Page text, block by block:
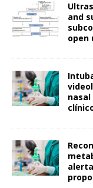
and
open